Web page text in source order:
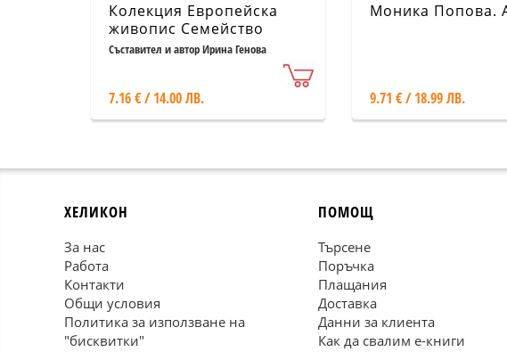
Колекция Европейска
живопис Семейство
Божидар Даневи.
Съставител и автор Ирина Генова
7.16 € / 14.00 ЛВ.
Моника Попова.
9.71 € / 18.99 ЛВ.
ХЕЛИКОН
За нас
Работа
Контакти
Общи условия
Политика за използване на
"бисквитки"
ПОМОЩ
Търсене
Поръчка
Плащания
Доставка
Данни за клиента
Как да свалим е-книги